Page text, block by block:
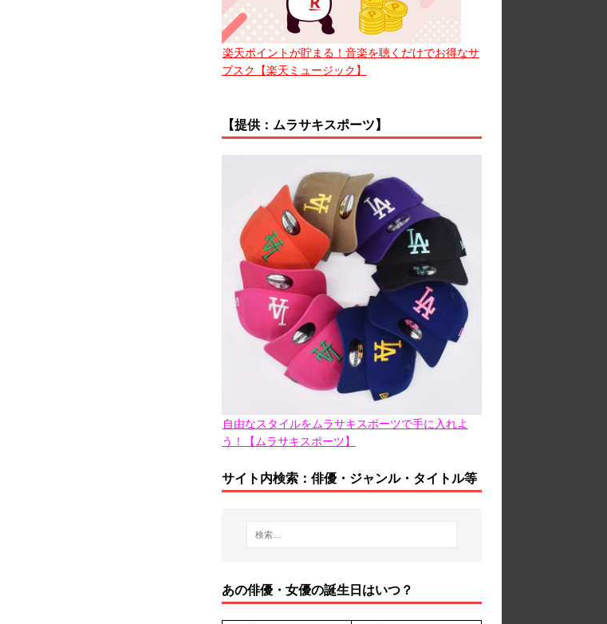
楽天ポイントが貯まる！音楽を聴くだけでお得なサ
ブスク【楽天ミュージック】
【提供：ムラサキスポーツ】
自由なスタイルをムラサキスポーツで手に入れよ
う！【ムラサキスポーツ】
サイト内検索：俳優・ジャンル・タイトル等
あの俳優・女優の誕生日はいつ？